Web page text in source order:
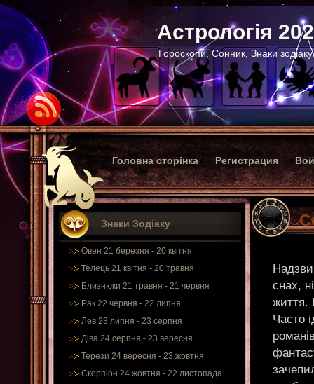
Астрологія
Гороскопи, Сонник, Знаки
Головна сторінка Регистрация
Знаки Зодіаку
Овен 21 березня - 20 квітня
Телець 21 квітня - 20 травня
Близнюки 21 травня - 21 червня
Рак 22 червня - 22 липня
Лев 23 липня - 23 серпня
Діва 24 серпня - 23 вересня
Терези 24 вересня - 23 жовтня
Скорпіон 24 жовтня - 22 листопада
снах,
життя.
Часто